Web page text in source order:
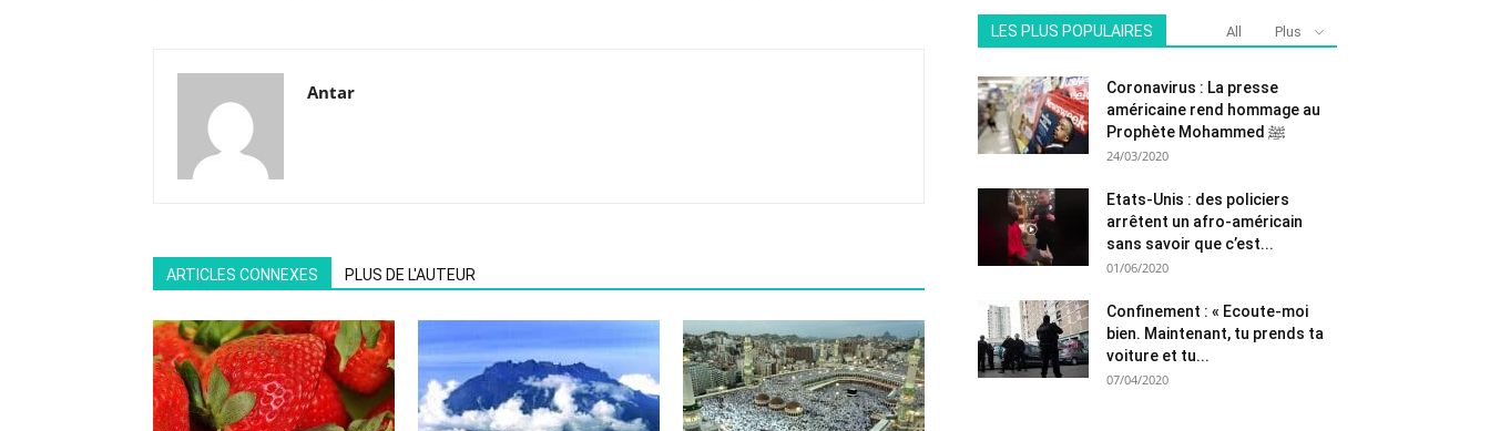
Antar
ARTICLES CONNEXES PLUS DE L'AUTEUR
LES PLUS POPULAIRES All Plus
Coronavirus : La presse
américaine rend hommage au
Prophète Mohammed ﷺ
24/03/2020
Etats-Unis : des policiers
arrêtent un afro-américain
sans savoir que c’est...
01/06/2020
Confinement : « Ecoute-moi
bien. Maintenant, tu prends ta
voiture et tu...
07/04/2020